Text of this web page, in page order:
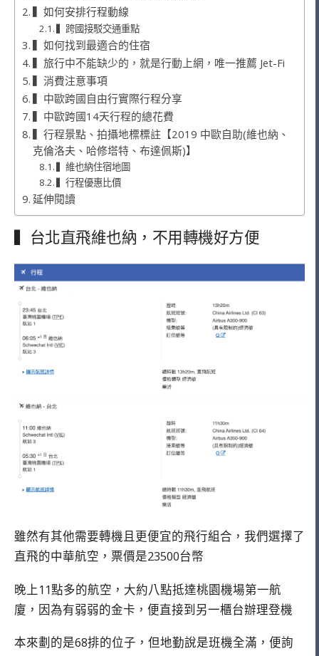
▍如何安排行程動線
▍跨國接駁交通重點
▍如何找到最適合的住宿
▍旅行中不能缺少的，就是行動上網，唯一推薦 Jet-Fi
▍消費注意事項
▍中歐跨國自由行實際行程分享
▍中歐跨國14天行程的總花費
▍行程景點、拍攝地標標註【2019 中歐自助(維也納、
克倫洛夫、哈修塔特、布達佩斯)】
▍維也納住宿地圖
▍行程優惠比價
延伸閱讀
▍台北直飛維也納，不用轉機好方便
雖然有其他需要轉機且更便宜的飛行組合，我們選擇了
直飛的中華航空，票價是23500台幣
晚上11點多的航空，大約八點抵達桃園機場第一航
廈，因為有弱弱的金卡，便直接到另一櫃台辦理登機
本來劃的是68排的位子，但地勤說是班機全滿，便詢